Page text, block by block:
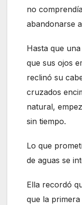
no
abandonarse
Hasta que
que sus ojos
reclinó su
cruzados
natural,
sin tiempo.
Lo que
de aguas se
Ella recordó
que la